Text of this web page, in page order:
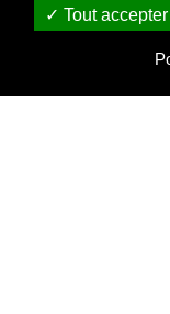
MENTIONS LÉGALES
Tout accepter